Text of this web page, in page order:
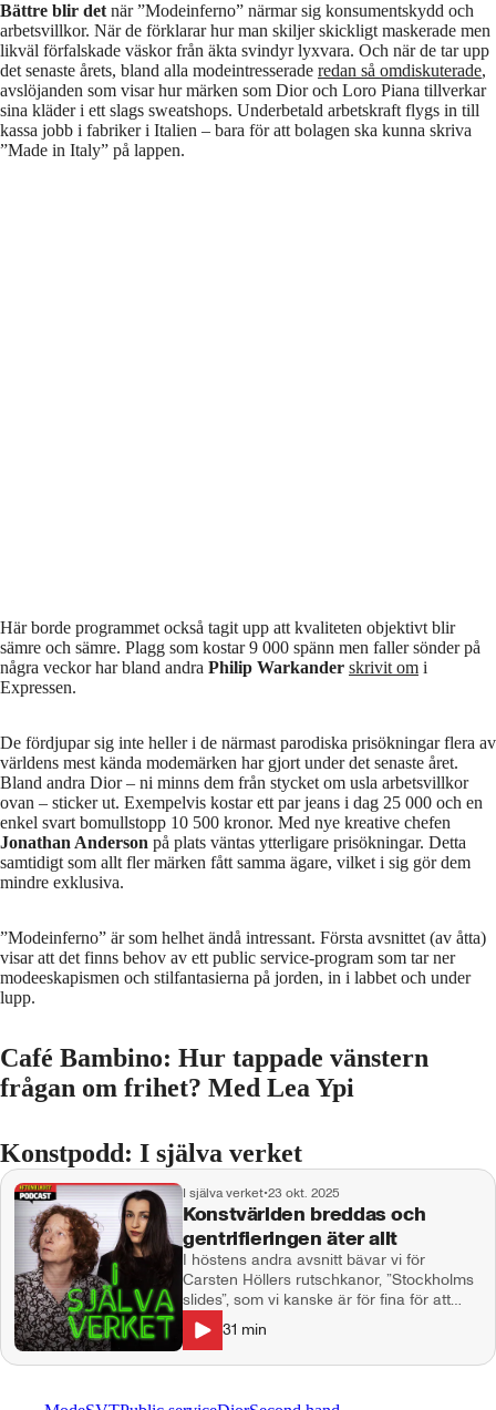
Bättre blir det när ”Modeinferno” närmar sig konsumentskydd och
arbetsvillkor. När de förklarar hur man skiljer skickligt maskerade men
likväl förfalskade väskor från äkta svindyr lyxvara. Och när de tar upp
det senaste årets, bland alla modeintresserade redan så omdiskuterade,
avslöjanden som visar hur märken som Dior och Loro Piana tillverkar
sina kläder i ett slags sweatshops. Underbetald arbetskraft flygs in till
kassa jobb i fabriker i Italien – bara för att bolagen ska kunna skriva
”Made in Italy” på lappen.
Här borde programmet också tagit upp att kvaliteten objektivt blir
sämre och sämre. Plagg som kostar 9 000 spänn men faller sönder på
några veckor har bland andra Philip Warkander skrivit om i
Expressen.
De fördjupar sig inte heller i de närmast parodiska prisökningar flera av
världens mest kända modemärken har gjort under det senaste året.
Bland andra Dior – ni minns dem från stycket om usla arbetsvillkor
ovan – sticker ut. Exempelvis kostar ett par jeans i dag 25 000 och en
enkel svart bomullstopp 10 500 kronor. Med nye kreative chefen
Jonathan Anderson på plats väntas ytterligare prisökningar. Detta
samtidigt som allt fler märken fått samma ägare, vilket i sig gör dem
mindre exklusiva.
”Modeinferno” är som helhet ändå intressant. Första avsnittet (av åtta)
visar att det finns behov av ett public service-program som tar ner
modeeskapismen och stilfantasierna på jorden, in i labbet och under
lupp.
Café Bambino: Hur tappade vänstern
frågan om frihet? Med Lea Ypi
Konstpodd: I själva verket
I själva verket•23 okt. 2025
Konstvärlden breddas och
gentrifieringen äter allt
I höstens andra avsnitt bävar vi för
Carsten Höllers rutschkanor, ”Stockholms
slides”, som vi kanske är för fina för att
åka. Ulrika har varit på Fotografiska i
Berlin och konstaterar motvilligt att det har
31 min